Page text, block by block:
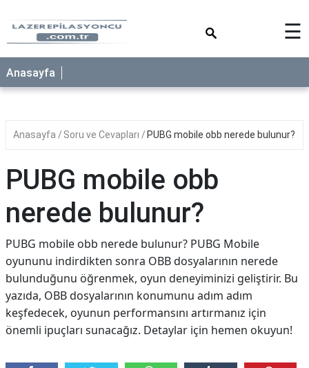
☰
Anasayfa
Anasayfa Soru ve Cevapları PUBG mobile obb nerede bulunur?
PUBG mobile obb
nerede bulunur?
PUBG mobile obb nerede bulunur? PUBG Mobile
oyununu indirdikten sonra OBB dosyalarının nerede
bulunduğunu öğrenmek, oyun deneyiminizi geliştirir. Bu
yazıda, OBB dosyalarının konumunu adım adım
keşfedecek, oyunun performansını artırmanız için
önemli ipuçları sunacağız. Detaylar için hemen okuyun!